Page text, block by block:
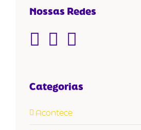
Nossas Redes
Categorias
Acontece